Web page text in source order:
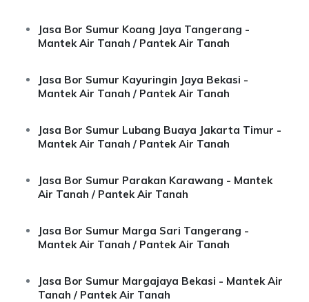
Jasa Bor Sumur Koang Jaya Tangerang -
Mantek Air Tanah / Pantek Air Tanah
Jasa Bor Sumur Kayuringin Jaya Bekasi -
Mantek Air Tanah / Pantek Air Tanah
Jasa Bor Sumur Lubang Buaya Jakarta Timur -
Mantek Air Tanah / Pantek Air Tanah
Jasa Bor Sumur Parakan Karawang - Mantek
Air Tanah / Pantek Air Tanah
Jasa Bor Sumur Marga Sari Tangerang -
Mantek Air Tanah / Pantek Air Tanah
Jasa Bor Sumur Margajaya Bekasi - Mantek Air
Tanah / Pantek Air Tanah